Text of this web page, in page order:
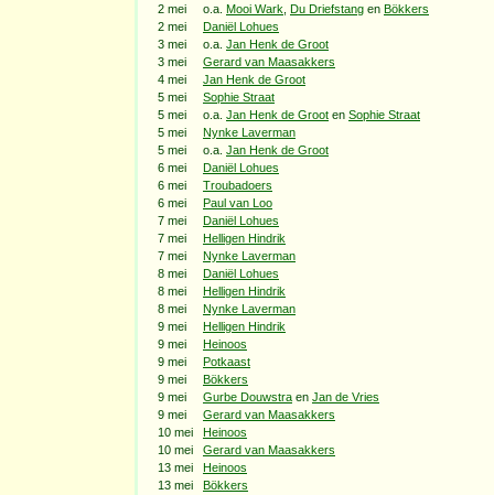
2 mei
o.a. Mooi Wark Du Driefstang en Bökkers
2 mei
Daniël Lohues
3 mei
o.a. Jan Henk de Groot
3 mei
Gerard van Maasakkers
4 mei
Jan Henk de Groot
5 mei
Sophie Straat
5 mei
o.a. Jan Henk de Groot en Sophie Straat
5 mei
Nynke Laverman
5 mei
o.a. Jan Henk de Groot
6 mei
Daniël Lohues
6 mei
Troubadoers
6 mei
Paul van Loo
7 mei
Daniël Lohues
7 mei
Helligen Hindrik
7 mei
Nynke Laverman
8 mei
Daniël Lohues
8 mei
Helligen Hindrik
8 mei
Nynke Laverman
9 mei
Helligen Hindrik
9 mei
Heinoos
9 mei
Potkaast
9 mei
Bökkers
9 mei
Gurbe Douwstra en Jan de Vries
9 mei
Gerard van Maasakkers
10 mei
Heinoos
10 mei
Gerard van Maasakkers
13 mei
Heinoos
13 mei
Bökkers